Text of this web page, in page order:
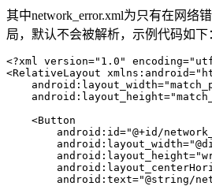
其中network_error.xml为只有在网络
局，默认不会被解析，示例代码如下
<?xml version="1.0"
<RelativeLayout
    <Button
android:id="@+id/
android:text="@string/